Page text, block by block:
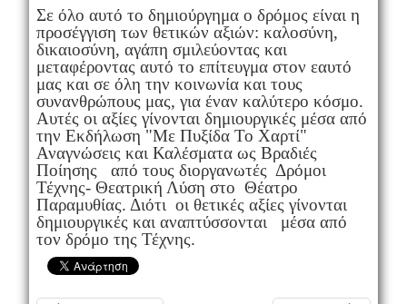
Σε όλο αυτό το δημιούργημα ο δρόμος είναι η
προσέγγιση των θετικών αξιών: καλοσύνη,
δικαιοσύνη, αγάπη σμιλεύοντας και
μεταφέροντας αυτό το επίτευγμα στον εαυτό
μας και σε όλη την κοινωνία και τους
συνανθρώπους μας, για έναν καλύτερο κόσμο.
Αυτές οι αξίες γίνονται δημιουργικές μέσα από
την Εκδήλωση "Με Πυξίδα Το Χαρτί"
Αναγνώσεις και Καλέσματα ως Βραδιές
Ποίησης από τους διοργανωτές Δρόμοι
Τέχνης- Θεατρική Λύση στο Θέατρο
Παραμυθίας. Διότι οι θετικές αξίες γίνονται
δημιουργικές και αναπτύσσονται μέσα από
τον δρόμο της Τέχνης.